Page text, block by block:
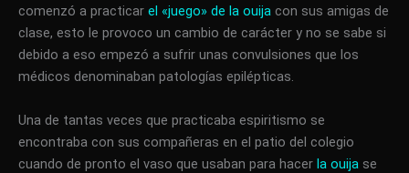
comenzó a practicar el «juego» de la ouija con sus amigas de
clase, esto le provoco un cambio de carácter y no se sabe si
debido a eso empezó a sufrir unas convulsiones que los
médicos denominaban patologías epilépticas.
Una de tantas veces que practicaba espiritismo se
encontraba con sus compañeras en el patio del colegio
cuando de pronto el vaso que usaban para hacer la ouija se